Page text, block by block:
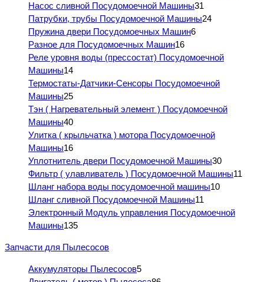
Насос сливной Посудомоечной Машины31
Патрубки, трубы Посудомоечной Машины24
Пружина двери Посудомоечных Машин6
Разное для Посудомоечных Машин16
Реле уровня воды (прессостат) Посудомоечной
Машины14
Термостаты-Датчики-Сенсоры Посудомоечной
Машины25
Тэн ( Нагревательный элемент ) Посудомоечной
Машины40
Улитка ( крыльчатка ) мотора Посудомоечной
Машины16
Уплотнитель двери Посудомоечной Машины30
Фильтр ( улавливатель ) Посудомоечной Машины11
Шланг набора воды посудомоечной машины10
Шланг сливной Посудомоечной Машины11
Электронный Модуль управления Посудомоечной
Машины135
Запчасти для Пылесосов
Аккумуляторы Пылесосов5